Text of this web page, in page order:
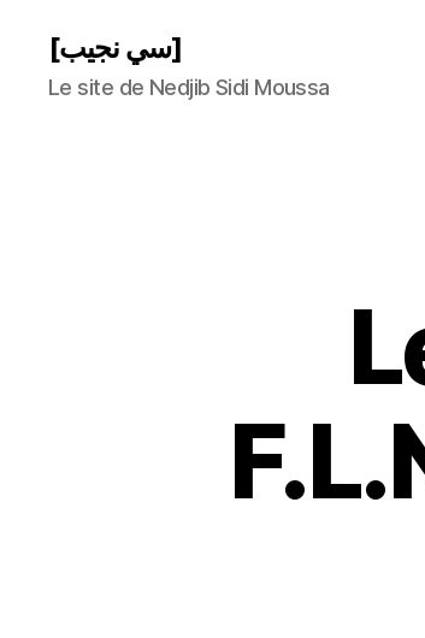
[سي نجيب]
Le site de Nedjib Sidi Moussa